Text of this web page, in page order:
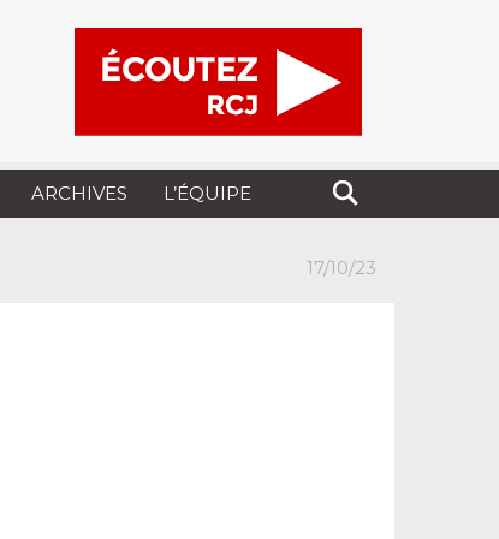
ARCHIVES L’ÉQUIPE
17/10/23